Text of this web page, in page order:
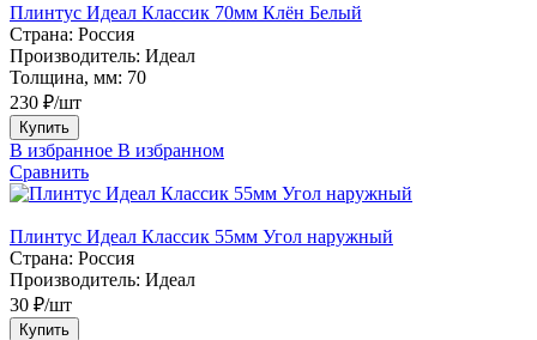
Плинтус Идеал Классик 70мм Клён Белый
Страна: Россия
Производитель: Идеал
Толщина, мм: 70
230 ₽/шт
Купить
В избранное В избранном
Сравнить
Плинтус Идеал Классик 55мм Угол наружный
Страна: Россия
Производитель: Идеал
30 ₽/шт
Купить